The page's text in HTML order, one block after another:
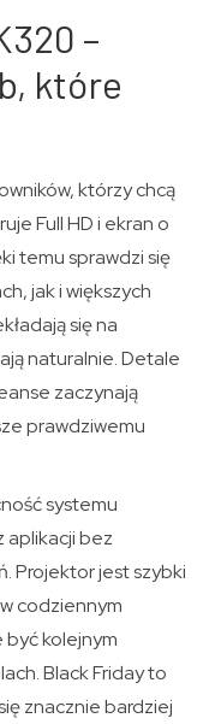
–
które
którzy chcą
Full HD i ekran o
temu sprawdzi się
jak i większych
się na
naturalnie. Detale
zaczynają
prawdziwemu
systemu
aplikacji bez
Projektor jest szybki
codziennym
być kolejnym
Black Friday to
znacznie bardziej